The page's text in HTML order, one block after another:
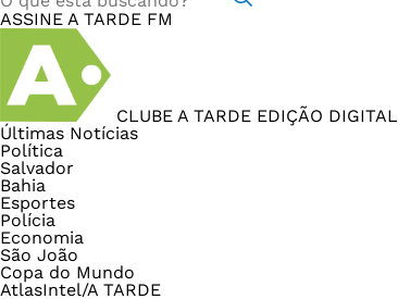
ASSINE A TARDE FM
CLUBE A TARDE EDIÇÃO DIGITAL
Últimas Notícias
Política
Salvador
Bahia
Esportes
Polícia
Economia
São João
Copa do Mundo
AtlasIntel/A TARDE